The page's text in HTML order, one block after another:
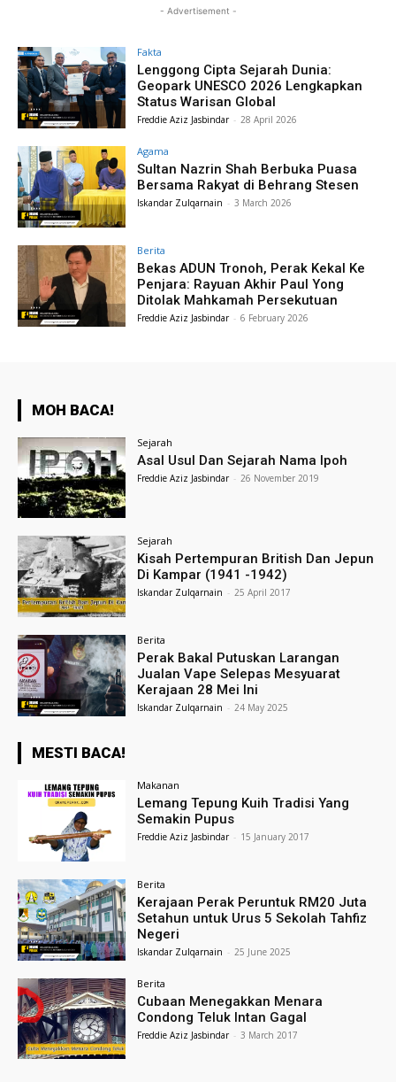
- Advertisement -
Fakta
Lenggong Cipta Sejarah Dunia:
Geopark UNESCO 2026 Lengkapkan
Status Warisan Global
Freddie Aziz Jasbindar - 28 April 2026
Agama
Sultan Nazrin Shah Berbuka Puasa
Bersama Rakyat di Behrang Stesen
Iskandar Zulqarnain - 3 March 2026
Berita
Bekas ADUN Tronoh, Perak Kekal Ke
Penjara: Rayuan Akhir Paul Yong
Ditolak Mahkamah Persekutuan
Freddie Aziz Jasbindar - 6 February 2026
MOH BACA!
Sejarah
Asal Usul Dan Sejarah Nama Ipoh
Freddie Aziz Jasbindar - 26 November 2019
Sejarah
Kisah Pertempuran British Dan Jepun
Di Kampar (1941 -1942)
Iskandar Zulqarnain - 25 April 2017
Berita
Perak Bakal Putuskan Larangan
Jualan Vape Selepas Mesyuarat
Kerajaan 28 Mei Ini
Iskandar Zulqarnain - 24 May 2025
MESTI BACA!
Makanan
Lemang Tepung Kuih Tradisi Yang
Semakin Pupus
Freddie Aziz Jasbindar - 15 January 2017
Berita
Kerajaan Perak Peruntuk RM20 Juta
Setahun untuk Urus 5 Sekolah Tahfiz
Negeri
Iskandar Zulqarnain - 25 June 2025
Berita
Cubaan Menegakkan Menara
Condong Teluk Intan Gagal
Freddie Aziz Jasbindar - 3 March 2017